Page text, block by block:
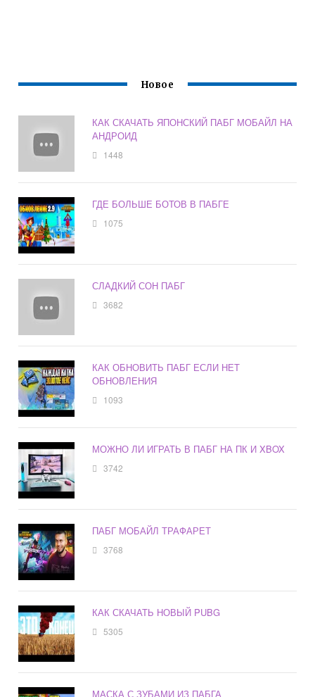
Новое
КАК СКАЧАТЬ ЯПОНСКИЙ ПАБГ МОБАЙЛ НА
АНДРОИД
1448
ГДЕ БОЛЬШЕ БОТОВ В ПАБГЕ
1075
СЛАДКИЙ СОН ПАБГ
3682
КАК ОБНОВИТЬ ПАБГ ЕСЛИ НЕТ
ОБНОВЛЕНИЯ
1093
МОЖНО ЛИ ИГРАТЬ В ПАБГ НА ПК И XBOX
3742
ПАБГ МОБАЙЛ ТРАФАРЕТ
3768
КАК СКАЧАТЬ НОВЫЙ PUBG
5305
МАСКА С ЗУБАМИ ИЗ ПАБГА